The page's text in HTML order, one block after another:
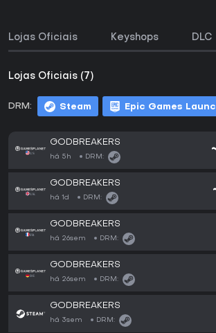
Lojas Oficiais Keyshops DLC
Lojas Oficiais (7)
DRM: Steam Epic Games
GODBREAKERS
há 5h DRM:
GODBREAKERS
há 1d DRM:
GODBREAKERS
há 26sem DRM:
GODBREAKERS
há 26sem DRM:
GODBREAKERS
há 3sem DRM: